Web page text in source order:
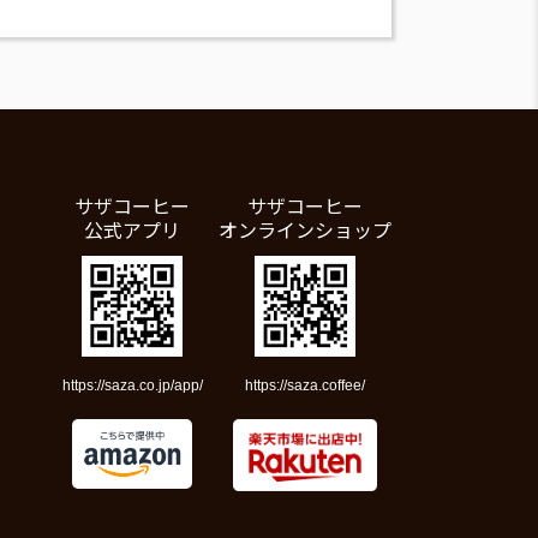
サザコーヒー
公式アプリ
https://saza.co.jp/app/
サザコーヒー
オンラインショップ
https://saza.coffee/